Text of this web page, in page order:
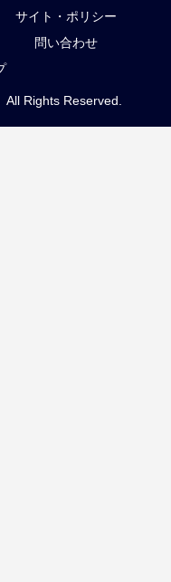
サイト・ポリシー
問い合わせ
Rights Reserved.